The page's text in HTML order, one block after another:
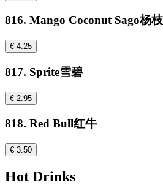
816. Mango Coconut Sago杨
€ 4.25
817. Sprite雪碧
€ 2.95
818. Red Bull红牛
€ 3.50
Hot Drinks